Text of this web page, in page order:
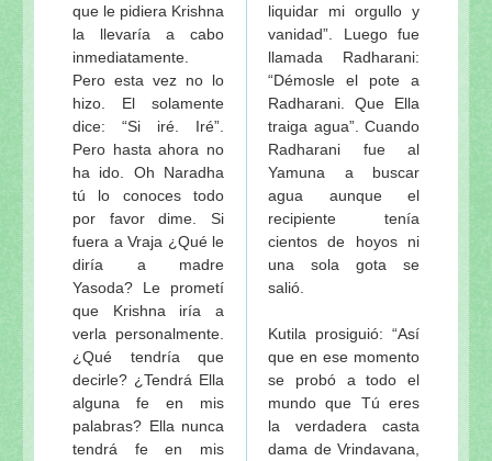
que le pidiera Krishna
la llevaría a cabo
inmediatamente.
Pero esta vez no lo
hizo. El solamente
dice: “Si iré. Iré”.
Pero hasta ahora no
ha ido. Oh Naradha
tú lo conoces todo
por favor dime. Si
fuera a Vraja ¿Qué le
diría a madre
Yasoda? Le prometí
que Krishna iría a
verla personalmente.
¿Qué tendría que
decirle? ¿Tendrá Ella
alguna fe en mis
palabras? Ella nunca
tendrá fe en mis
liquidar mi orgullo y
vanidad”. Luego fue
llamada Radharani:
“Démosle el pote a
Radharani. Que Ella
traiga agua”. Cuando
Radharani fue al
Yamuna a buscar
agua aunque el
recipiente tenía
cientos de hoyos ni
una sola gota se
salió.
Kutila prosiguió: “Así
que en ese momento
se probó a todo el
mundo que Tú eres
la verdadera casta
dama de Vrindavana,